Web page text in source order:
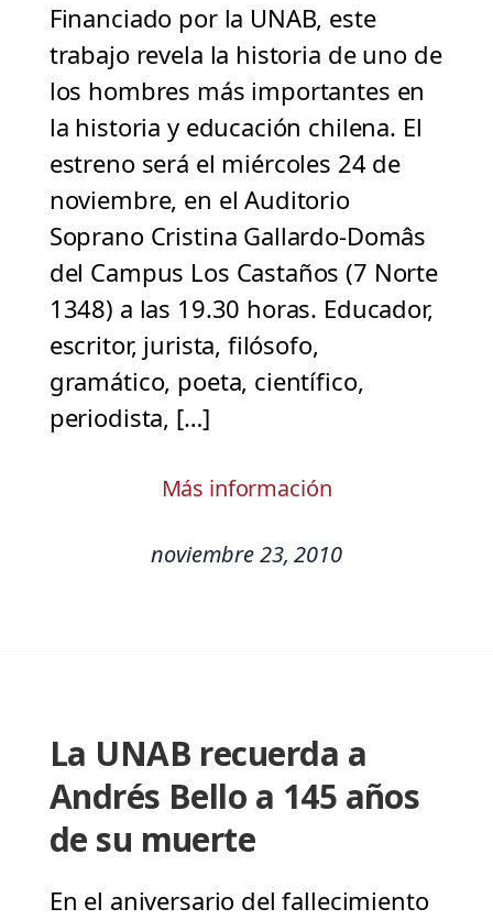
Financiado por la UNAB, este
trabajo revela la historia de uno de
los hombres más importantes en
la historia y educación chilena. El
estreno será el miércoles 24 de
noviembre, en el Auditorio
Soprano Cristina Gallardo-Domâs
del Campus Los Castaños (7 Norte
1348) a las 19.30 horas. Educador,
escritor, jurista, filósofo,
gramático, poeta, científico,
periodista, […]
Más información
noviembre 23, 2010
La UNAB recuerda a
Andrés Bello a 145 años
de su muerte
En el aniversario del fallecimiento